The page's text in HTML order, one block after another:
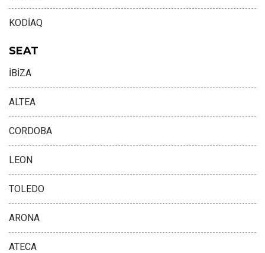
KODİAQ
SEAT
İBİZA
ALTEA
CORDOBA
LEON
TOLEDO
ARONA
ATECA